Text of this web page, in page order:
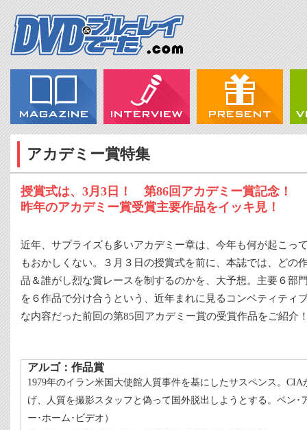
アカデミー賞特集
授賞式は、3月3日！ 第86回アカデミー賞記念！
昨年のアカデミー賞受賞主要作品をイッキ見！
近年、サプライズも多いアカデミー章は、今年も何が起こっ
もおかしくない。３月３日の授賞式を前に、本誌では、どの
品＆誰がし烈な賞レースを制するのかを、大予想。主要６部
を６作品で分け合うという、近年まれに見るコンペティティ
な内容だった前回の第85回アカデミー賞の受賞作品をご紹介
アルゴ：作品賞
1979年のイラン米国大使館人質事件を基にしたサスペンス。
げ、人質を撮影スタッフと偽って国外脱出しようとする。ベン･
ー･ホーム･ビデオ）